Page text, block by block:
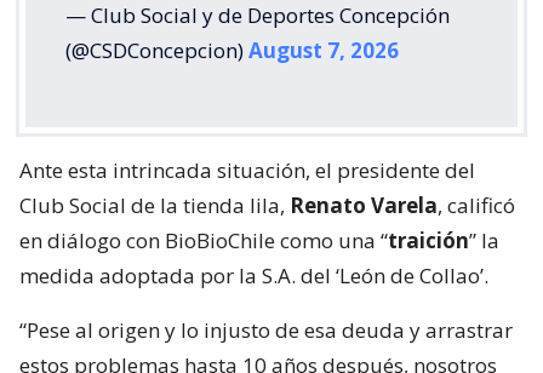
— Club Social y de Deportes Concepción
(@CSDConcepcion)August 7, 2026
Ante esta intrincada situación, el presidente del
Club Social de la tienda lila, Renato Varela, calificó
en diálogo con BioBioChile como una “traición” la
medida adoptada por la S.A. del ‘León de Collao’.
“Pese al origen y lo injusto de esa deuda y arrastrar
estos problemas hasta 10 años después, nosotros